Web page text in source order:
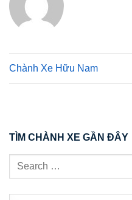
Chành Xe Hữu Nam
TÌM CHÀNH XE GẦN ĐÂY